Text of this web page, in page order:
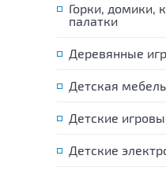
Горки, домики,
палатки
Деревянные
Детская мебель
Детские
Детские